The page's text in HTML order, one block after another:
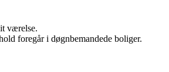
værelse.
foregår i døgnbemandede boliger.